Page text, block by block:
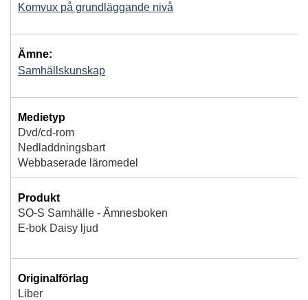
Komvux på grundläggande nivå
Ämne:
Samhällskunskap
Medietyp
Dvd/cd-rom
Nedladdningsbart
Webbaserade läromedel
Produkt
SO-S Samhälle - Ämnesboken
E-bok Daisy ljud
Originalförlag
Liber